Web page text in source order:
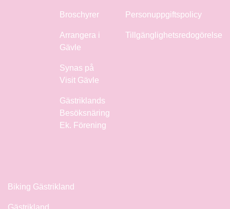
Broschyrer
Arrangera i
Gävle
Synas på
Visit Gävle
Gästriklands
Besöksnäring
Ek. Förening
Personuppgiftspolicy
Tillgänglighetsredogörelse
Biking Gästrikland
Gästrikland